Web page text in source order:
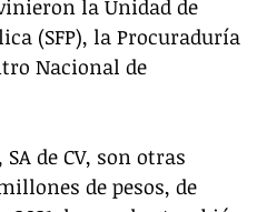
la Unidad de
(SFP), la Procuraduría
Nacional de
de CV, son otras
de pesos, de